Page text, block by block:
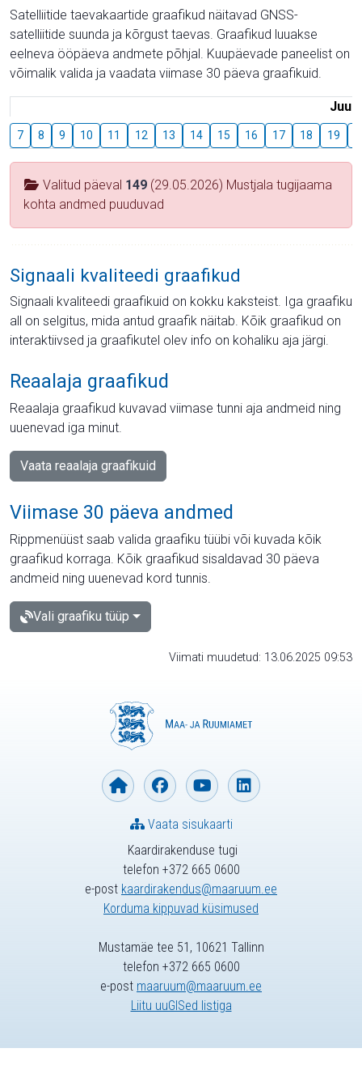
Satelliitide taevakaartide graafikud näitavad GNSS-
satelliitide suunda ja kõrgust taevas. Graafikud luuakse
eelneva ööpäeva andmete põhjal. Kuupäevade paneelist on
võimalik valida ja vaadata viimase 30 päeva graafikuid.
Juuli
7 8 9 10 11 12 13 14 15 16 17 18 19
Valitud päeval 149 (29.05.2026) Mustjala tugijaama
kohta andmed puuduvad
Signaali kvaliteedi graafikud
Signaali kvaliteedi graafikuid on kokku kaksteist. Iga graafiku
all on selgitus, mida antud graafik näitab. Kõik graafikud on
interaktiivsed ja graafikutel olev info on kohaliku aja järgi.
Reaalaja graafikud
Reaalaja graafikud kuvavad viimase tunni aja andmeid ning
uuenevad iga minut.
Vaata reaalaja graafikuid
Viimase 30 päeva andmed
Rippmenüüst saab valida graafiku tüübi või kuvada kõik
graafikud korraga. Kõik graafikud sisaldavad 30 päeva
andmeid ning uuenevad kord tunnis.
Vali graafiku tüüp
Viimati muudetud: 13.06.2025 09:53
Kaardirakenduse tugi
telefon +372 665 0600
e-post kaardirakendus@maaruum.ee
Korduma kippuvad küsimused
Vaata sisukaarti
Mustamäe tee 51, 10621 Tallinn
telefon +372 665 0600
e-post maaruum@maaruum.ee
Liitu uuGISed listiga